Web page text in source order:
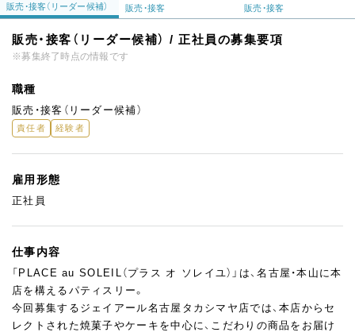
販売・接客（リーダー候補） 販売・接客 販売・接客
販売・接客（リーダー候補） / 正社員の募集要項
※募集終了時点の情報です
職種
販売・接客（リーダー候補）
責任者 経験者
雇用形態
正社員
仕事内容
「PLACE au SOLEIL（プラス オ ソレイユ）」は、名古屋・本山に本
店を構えるパティスリー。
今回募集するジェイアール名古屋タカシマヤ店では、本店からセ
レクトされた焼菓子やケーキを中心に、こだわりの商品をお届け